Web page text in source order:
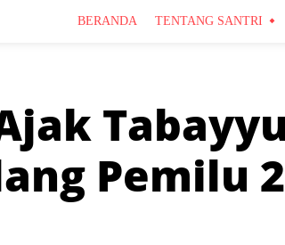
BERANDA TENTANG SANTRI
Pemilu